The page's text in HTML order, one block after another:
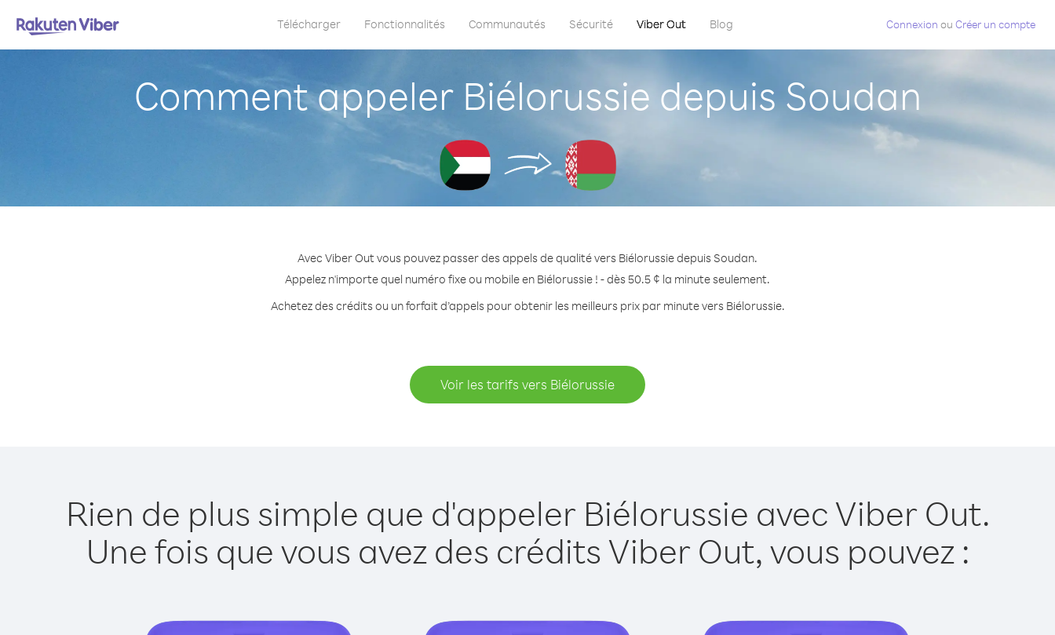
Télécharger Fonctionnalités Communautés Sécurité Viber Out Blog Connexion ou Créer un compte
Comment appeler Biélorussie depuis Soudan
Avec Viber Out vous pouvez passer des appels de qualité vers Biélorussie depuis Soudan.
Appelez n'importe quel numéro fixe ou mobile en Biélorussie ! - dès 50.5 ¢ la minute seulement.
Achetez des crédits ou un forfait d’appels pour obtenir les meilleurs prix par minute vers Biélorussie.
Voir les tarifs vers Biélorussie
Rien de plus simple que d'appeler Biélorussie avec Viber Out.
Une fois que vous avez des crédits Viber Out, vous pouvez :